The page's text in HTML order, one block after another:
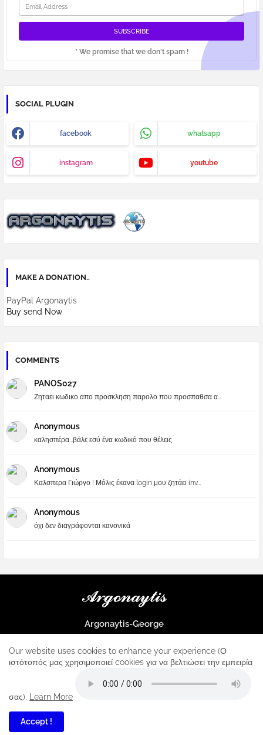
* We promise that we don't spam !
SOCIAL PLUGIN
facebook whatsapp
instagram youtube
MAKE A DONATION..
PayPal Argonaytis
Buy send Now
COMMENTS
PANOS027
Ζηταει κωδικο απο προσκληση παρολο που προσπαθσα α...
Anonymous
καλησπέρα...βάλε εσύ ένα κωδικό που θέλεις
Anonymous
Καλσπερα Γιώργο ! Μόλις έκανα login μου ζητάει inv...
Anonymous
όχι δεν διαγράφονται κανονικά
Argonaytis-George
μοναδικός σταθμός για κάθε iphone
All Right Reserved Copyright ...
Home
Our website uses cookies to enhance your experience (Ο
ιστότοπός μας χρησιμοποιεί cookies για να βελτιώσει την εμπειρία
σας). Learn More
Accept !